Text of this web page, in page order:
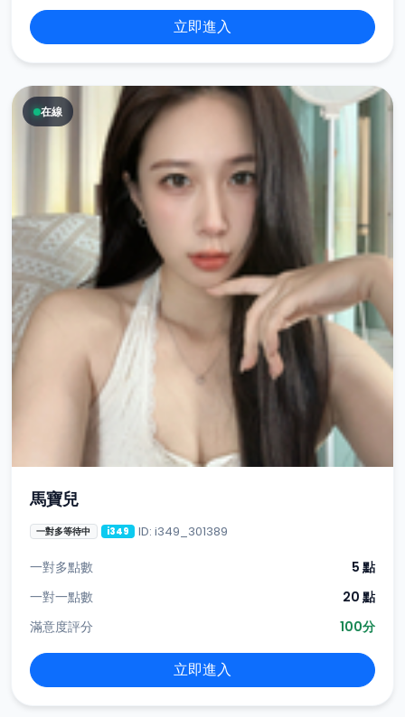
立即進入
在線
馬寶兒
一對多等待中 i349 ID: i349_301389
一對多點數
5 點
一對一點數
20 點
滿意度評分
100分
立即進入